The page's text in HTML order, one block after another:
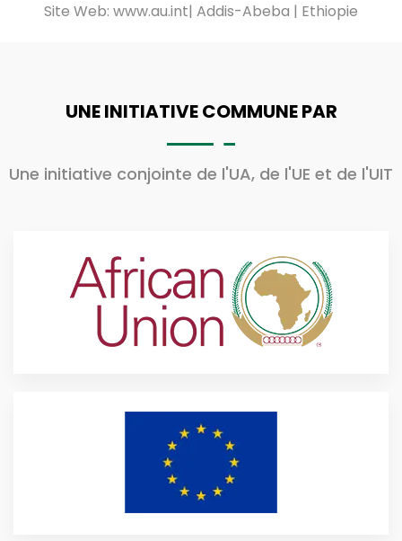
Site Web: www.au.int| Addis-Abeba | Ethiopie
UNE INITIATIVE COMMUNE PAR
Une initiative conjointe de l'UA, de l'UE et de l'UIT